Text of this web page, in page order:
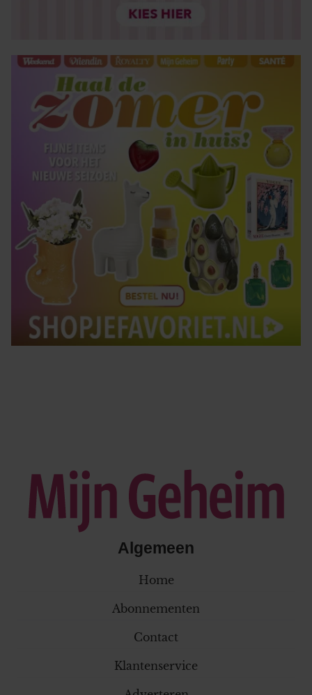
partners kunnen deze gegevens combineren met andere
verzameld op basis van uw gebruik van hun services. U
gaat akkoord met onze cookies als u onze website blijft
gebruiken.
Algemeen
Home
Abonnementen
Contact
Klantenservice